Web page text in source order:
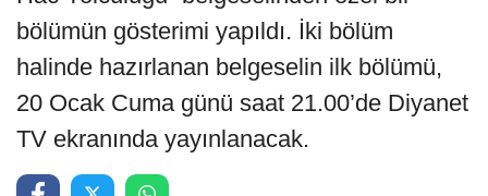
bölümün gösterimi yapıldı. İki bölüm
halinde hazırlanan belgeselin ilk bölümü,
20 Ocak Cuma günü saat 21.00’de Diyanet
TV ekranında yayınlanacak.